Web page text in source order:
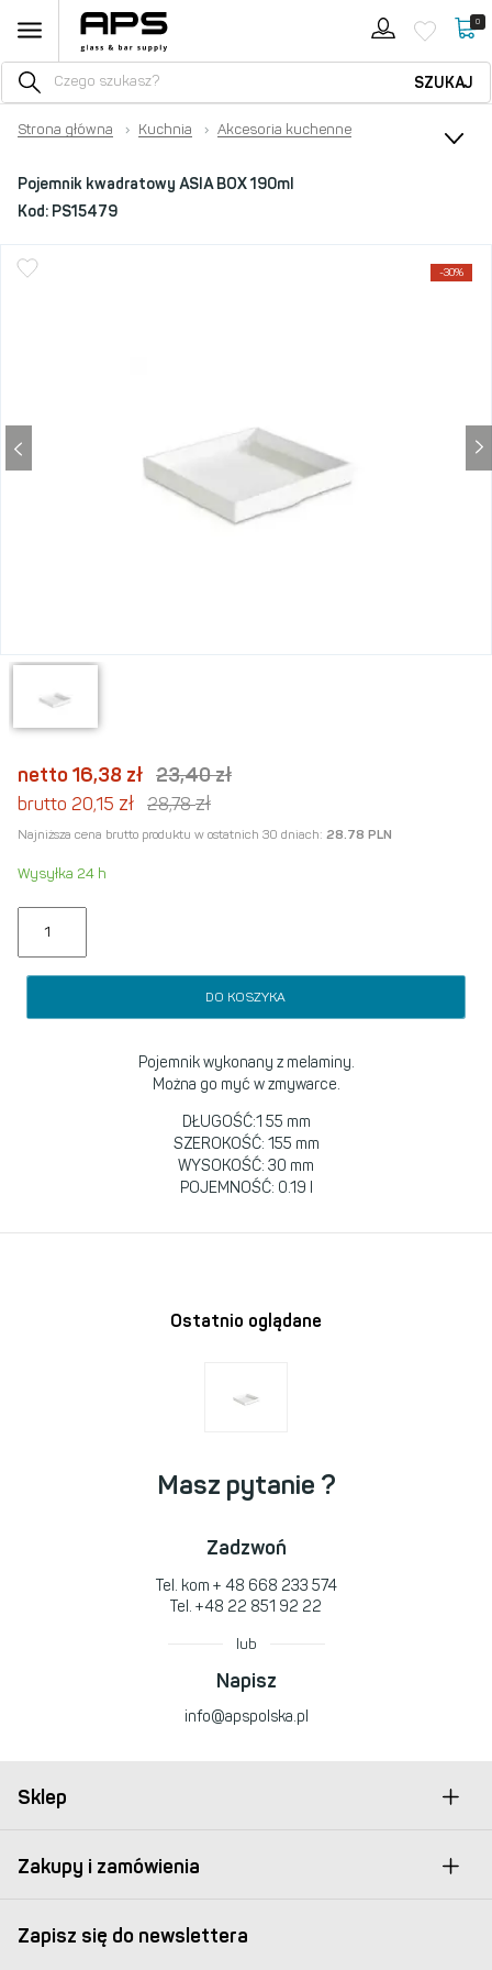
0
SZUKAJ
Strona główna › Kuchnia › Akcesoria kuchenne
Pojemnik kwadratowy ASIA BOX 190ml
Kod: PS15479
-30%
netto 16,38 zł 23,40zł
brutto 20,15 zł 28,78zł
Najniższa cena brutto produktu w ostatnich 30 dniach: 28.78 PLN
Wysyłka 24 h
DO KOSZYKA
Pojemnik wykonany z melaminy.
Można go myć w zmywarce.
DŁUGOŚĆ:1 55 mm
SZEROKOŚĆ: 155 mm
WYSOKOŚĆ: 30 mm
POJEMNOŚĆ: 0.19 l
Ostatnio oglądane
Masz pytanie ?
Zadzwoń
Tel. kom + 48 668 233 574
Tel. +48 22 851 92 22
lub
Napisz
info@apspolska.pl
Sklep
Zakupy i zamówienia
Zapisz się do newslettera